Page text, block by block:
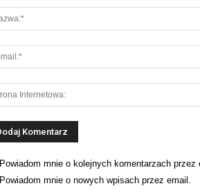
Powiadom mnie o kolejnych komentarzach przez
Powiadom mnie o nowych wpisach przez email.